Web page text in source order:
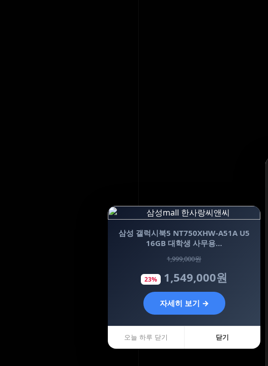
삼성 갤럭시북5 NT750XHW-A51A U5
16GB 대학생 사무용…
1,999,000원
23% 1,549,000원
자세히 보기 →
오늘 하루 닫기 닫기